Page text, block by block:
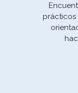
prácticos